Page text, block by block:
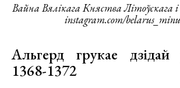
Вайна Вялікага Княства Літоўскага
instagram.com/
Альгерд грукае
1368-1372